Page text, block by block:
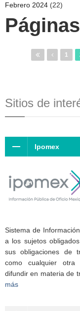
Febrero 2024 (22)
Páginas
1
Sitios de
Ipomex
Sistema de
a los sujetos
sus obligaciones de
como cualquier otra
difundir en materia de
más